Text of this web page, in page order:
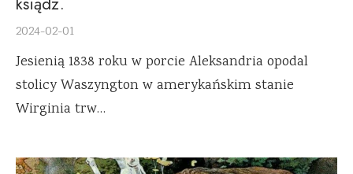
2024-02-01
Jesienią 1838 roku w porcie Aleksandria opodal
stolicy Waszyngton w amerykańskim stanie
Wirginia trw…